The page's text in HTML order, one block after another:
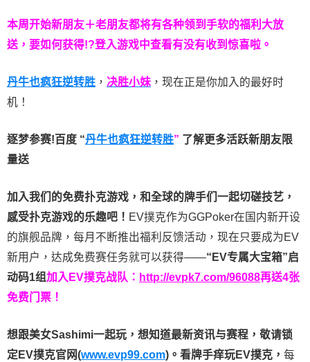
本周开始新朋友＋老朋友都将有各种领到手软的福利大放
送，要如何获得!?登入游戏中查看有没有收到惊喜啦。
丹牛也疯狂逆转胜 ， 决胜小妹 ，现在正是你加入的最好时
机！
逐梦参赛!百度 “丹牛也疯狂逆转胜” 了解更多活跃新朋友限
量送
加入我们的免费扑克游戏，和全球的牌手们一起切磋技艺，
感受扑克游戏的乐趣吧！ EV撲克作为GGPoker在国内新开设
的旗舰品牌，每月不断推出福利反馈活动，现在只要成为EV
新用户，达成免费赛任务就可以获得——“EV专属大宝箱”启
动码1组加入EV撲克战队： http://evpk7.com/96088再送4张
免费门票！
想跟美女Sashimi一起玩， 想知道最新资讯与赛程， 敬请锁
定EV撲克官网(www.evp99.com)。 看牌手痒玩EV撲克， 每